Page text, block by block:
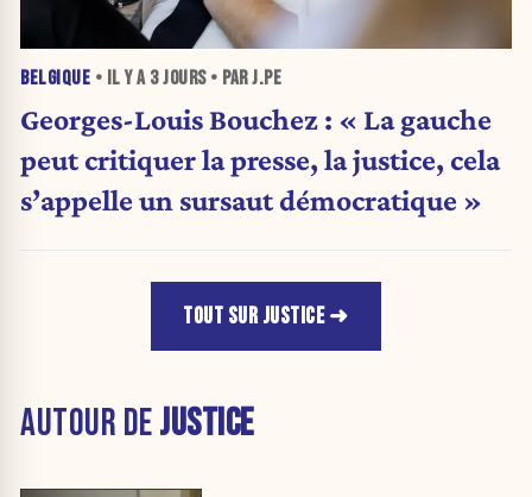
BELGIQUE • IL Y A 3 JOURS• PAR J.PE
Georges-Louis Bouchez : « La gauche
peut critiquer la presse, la justice, cela
s’appelle un sursaut démocratique »
TOUT SUR JUSTICE
AUTOUR DEJUSTICE